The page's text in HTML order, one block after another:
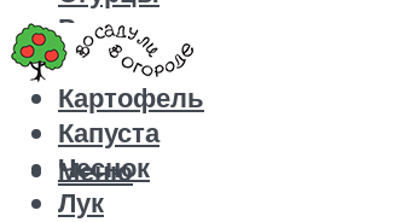
Рецепты
Перец
Картофель
Капуста
Чеснок
Лук
Меню